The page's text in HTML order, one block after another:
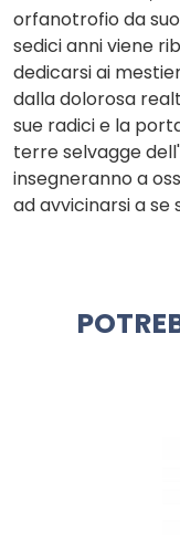
orfanotrofio da
sedici anni viene
dedicarsi ai
dalla dolorosa
sue radici e la
terre selvagge
insegneranno a
ad avvicinarsi a